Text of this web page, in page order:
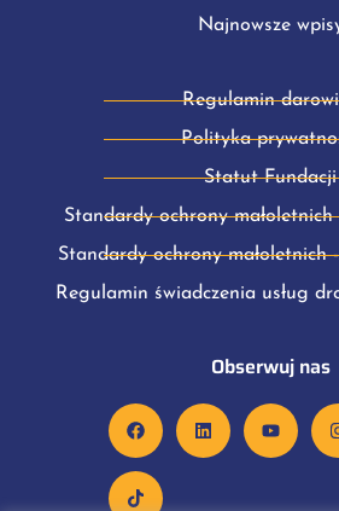
Najnowsze
Regulamin
Polityka
Statut Fundacji
Standardy ochrony małoletnich
Standardy ochrony małoletnich
Regulamin świadczenia usług
Obserwuj nas